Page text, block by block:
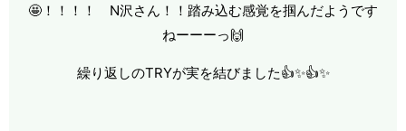
🤩！！！！ N沢さん！！踏み込む感覚を掴んだようです
ねーーーっ🙌
繰り返しのTRYが実を結びました👍✨👍✨